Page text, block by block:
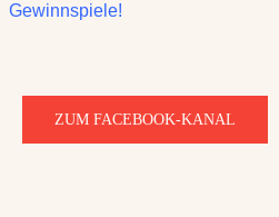
Gewinnspiele!
ZUM FACEBOOK-KANAL